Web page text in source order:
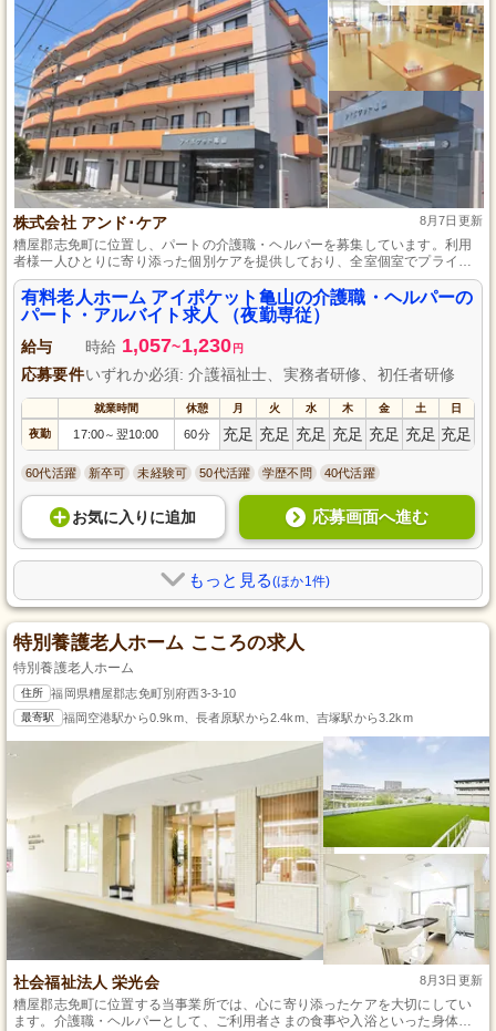
株式会社 アンド･ケア 8月7日更新
糟屋郡志免町に位置し、パートの介護職・ヘルパーを募集しています。利用
者様一人ひとりに寄り添った個別ケアを提供しており、全室個室でプライバ
シーに配慮した環境下、安心できる特殊浴槽なども整備しています。幅広い
世代のスタッフが活躍中で、マイカーやバイク、バスでのアクセスも良好で
す。あなたもチームの一員として、利用者様のサポートをしませんか。
有料老人ホーム アイポケット亀山の介護職・ヘルパーの
パート・アルバイト求人 （夜勤専従）
給与 時給 1,057~1,230 円
応募要件いずれか必須: 介護福祉士、実務者研修、初任者研修
就業時間 休憩 月 火 水 木 金 土 日
夜勤 17:00～ 翌10:00 60分 充足 充足 充足 充足 充足 充足 充足
60代活躍 新卒可 未経験可 50代活躍 学歴不問 40代活躍
お気に入り に追加 応募画面へ進む
もっと見る(ほか1件)
特別養護老人ホーム こころの求人
特別養護老人ホーム
住所 福岡県糟屋郡志免町別府西3-3-10
最寄駅 福岡空港駅から0.9km、長者原駅から2.4km、吉塚駅から3.2km
社会福祉法人 栄光会 8月3日更新
糟屋郡志免町に位置する当事業所では、心に寄り添ったケアを大切にしてい
ます。介護職・ヘルパーとして、ご利用者さまの食事や入浴といった身体介